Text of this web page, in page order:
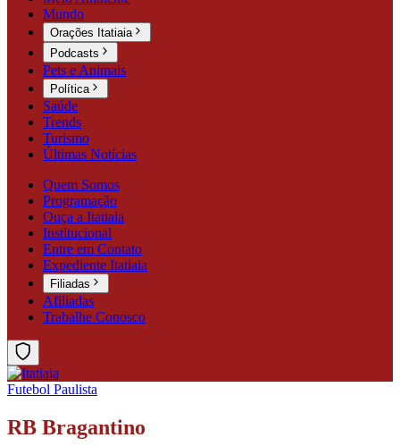
Mundo
Orações Itatiaia
Podcasts
Pets e Animais
Política
Saúde
Trends
Turismo
Últimas Notícias
Quem Somos
Programação
Ouça a Itatiaia
Institucional
Entre em Contato
Expediente Itatiaia
Filiadas
Afiliadas
Trabalhe Conosco
Futebol Paulista
RB Bragantino